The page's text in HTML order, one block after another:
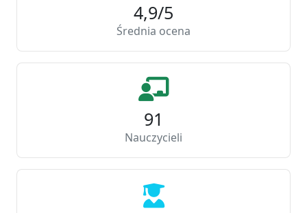
4,9/5
Średnia ocena
91
Nauczycieli